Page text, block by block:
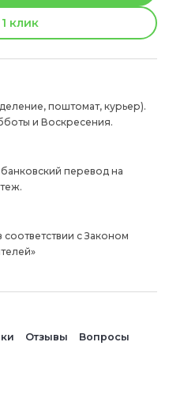
клик
поштомат, курьер).
и Воскресения.
перевод на
с Законом
Отзывы Вопросы